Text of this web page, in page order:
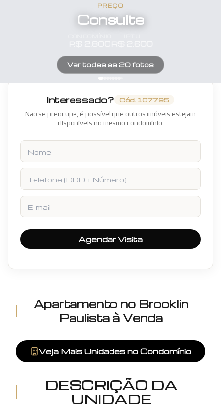
PREÇO
Consulte
Ver todas as 20fotos
Apartamento no Brooklin
Paulista à Venda
Veja Mais Unidades no Condomínio
DESCRIÇÃO DA
UNIDADE
Interessado? Cód. 107795
Não se preocupe, é possível que outros imóveis estejam
disponíveis no mesmo condomínio.
Nome
Telefone
E-mail
Agendar Visita